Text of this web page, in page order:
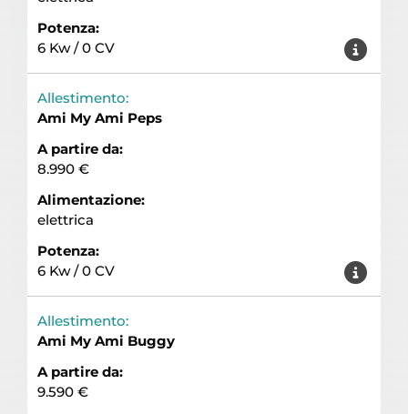
Potenza:
6 Kw / 0 CV
Allestimento:
Ami My Ami Peps
A partire da:
8.990 €
Alimentazione:
elettrica
Potenza:
6 Kw / 0 CV
Allestimento:
Ami My Ami Buggy
A partire da:
9.590 €